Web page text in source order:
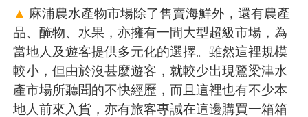
▲ 麻浦農水產物市場除了售賣海鮮外，還有農產
品、醃物、水果，亦擁有一間大型超級市場，為
當地人及遊客提供多元化的選擇。雖然這裡規模
較小，但由於沒甚麼遊客，就較少出現鷺梁津水
產市場所聽聞的不快經歷，而且這裡也有不少本
地人前來入貨，亦有旅客專誠在這邊購買一箱箱